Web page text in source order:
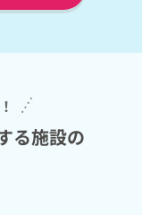
る施設の